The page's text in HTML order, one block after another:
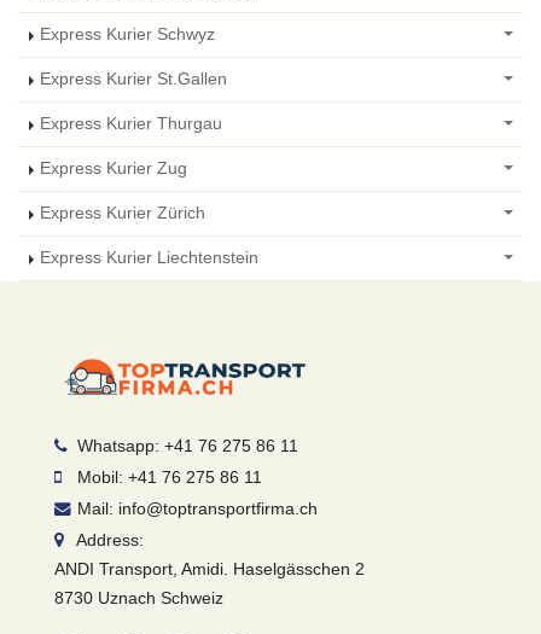
Express Kurier Schwyz
Express Kurier St.Gallen
Express Kurier Thurgau
Express Kurier Zug
Express Kurier Zürich
Express Kurier Liechtenstein
Whatsapp: +41 76 275 86 11
Mobil: +41 76 275 86 11
Mail: info@toptransportfirma.ch
Address:
ANDI Transport, Amidi. Haselgässchen 2
8730 Uznach Schweiz